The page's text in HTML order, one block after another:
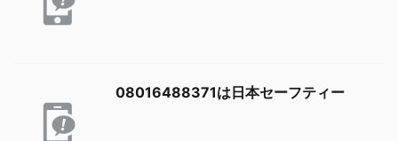
08016488371は日本セーフティー